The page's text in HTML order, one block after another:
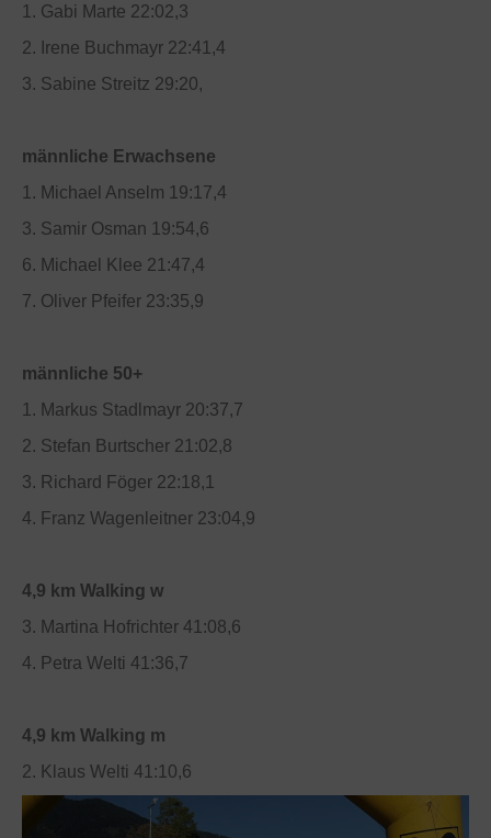
1. Gabi Marte 22:02,3
2. Irene Buchmayr 22:41,4
3. Sabine Streitz 29:20,
männliche Erwachsene
1. Michael Anselm 19:17,4
3. Samir Osman 19:54,6
6. Michael Klee 21:47,4
7. Oliver Pfeifer 23:35,9
männliche 50+
1. Markus Stadlmayr 20:37,7
2. Stefan Burtscher 21:02,8
3. Richard Föger 22:18,1
4. Franz Wagenleitner 23:04,9
4,9 km Walking w
3. Martina Hofrichter 41:08,6
4. Petra Welti 41:36,7
4,9 km Walking m
2. Klaus Welti 41:10,6